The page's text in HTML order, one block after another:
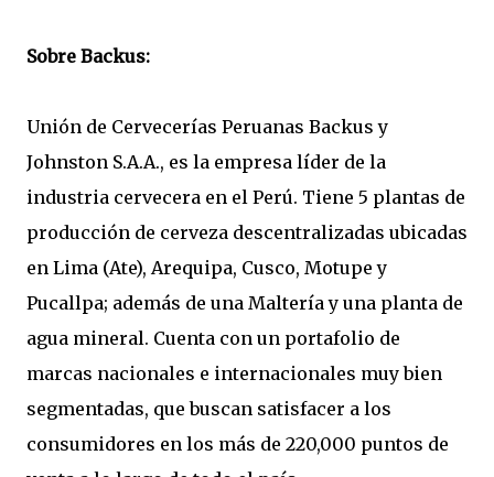
Sobre Backus:
Unión de Cervecerías Peruanas Backus y
Johnston S.A.A., es la empresa líder de la
industria cervecera en el Perú. Tiene 5 plantas de
producción de cerveza descentralizadas ubicadas
en Lima (Ate), Arequipa, Cusco, Motupe y
Pucallpa; además de una Maltería y una planta de
agua mineral. Cuenta con un portafolio de
marcas nacionales e internacionales muy bien
segmentadas, que buscan satisfacer a los
consumidores en los más de 220,000 puntos de